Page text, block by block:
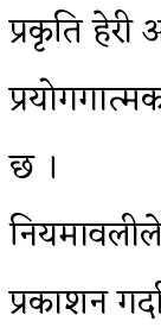
प्रकृति
छ ।
प्रकाशन